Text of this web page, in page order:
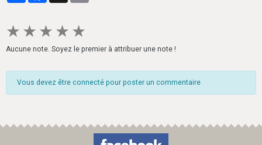
★ ★ ★ ★ ★
Aucune note. Soyez le premier à attribuer une note !
Vous devez être connecté pour poster un commentaire